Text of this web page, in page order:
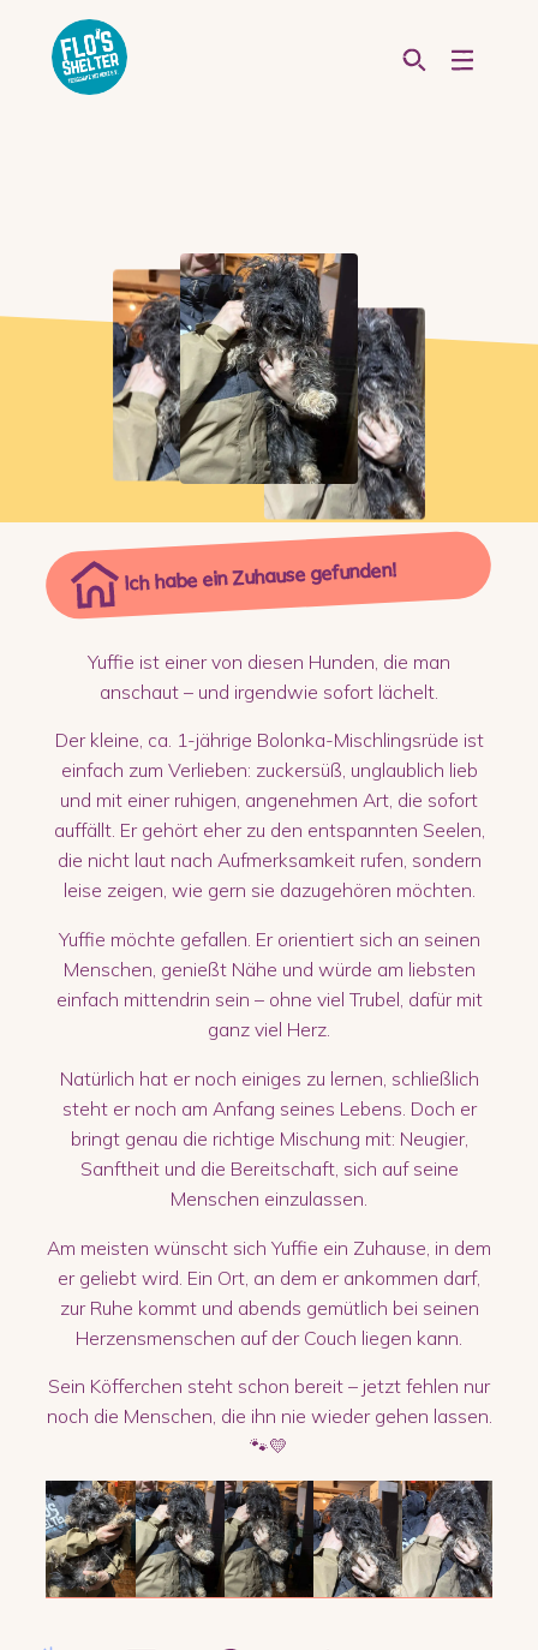
Ich habe ein Zuhause gefunden!
Yuffie ist einer von diesen Hunden, die man
anschaut – und irgendwie sofort lächelt.
Der kleine, ca. 1-jährige Bolonka-Mischlingsrüde ist
einfach zum Verlieben: zuckersüß, unglaublich lieb
und mit einer ruhigen, angenehmen Art, die sofort
auffällt. Er gehört eher zu den entspannten Seelen,
die nicht laut nach Aufmerksamkeit rufen, sondern
leise zeigen, wie gern sie dazugehören möchten.
Yuffie möchte gefallen. Er orientiert sich an seinen
Menschen, genießt Nähe und würde am liebsten
einfach mittendrin sein – ohne viel Trubel, dafür mit
ganz viel Herz.
Natürlich hat er noch einiges zu lernen, schließlich
steht er noch am Anfang seines Lebens. Doch er
bringt genau die richtige Mischung mit: Neugier,
Sanftheit und die Bereitschaft, sich auf seine
Menschen einzulassen.
Am meisten wünscht sich Yuffie ein Zuhause, in dem
er geliebt wird. Ein Ort, an dem er ankommen darf,
zur Ruhe kommt und abends gemütlich bei seinen
Herzensmenschen auf der Couch liegen kann.
Sein Köfferchen steht schon bereit – jetzt fehlen nur
noch die Menschen, die ihn nie wieder gehen lassen.
🐾💛